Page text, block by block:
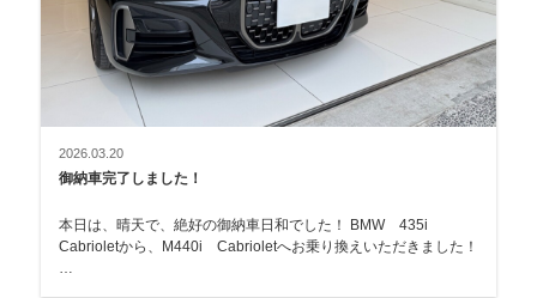
2026.03.20
御納車完了しました！
本日は、晴天で、絶好の御納車日和でした！ BMW 435i
Cabrioletから、M440i Cabrioletへお乗り換えいただきました！
…